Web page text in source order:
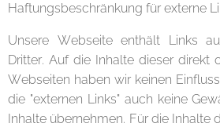
Haftungsbeschränkung für externe
Unsere Webseite enthält Links
Dritter. Auf die Inhalte dieser direkt
Webseiten haben wir keinen
die "externen Links" auch keine
Inhalte übernehmen. Für die Inhalte